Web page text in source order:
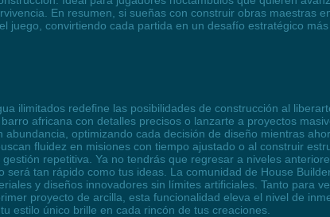
En resumen, si sueñas con construir obras maestras
juego, convirtiendo cada partida en un desafío estratégico
ilimitados redefine las posibilidades de construcción al
africana con detalles precisos o lanzarte a proyectos
optimizando cada decisión de diseño mientras
fluidez en misiones con tiempo ajustado o al construir
repetitiva. Ya no tendrás que regresar a niveles
tan rápido como tus ideas. La comunidad de House
y diseños innovadores sin límites artificiales. Tanto para
proyecto de arcilla, esta funcionalidad eleva el nivel de
estilo único brille en cada rincón de tus creaciones.